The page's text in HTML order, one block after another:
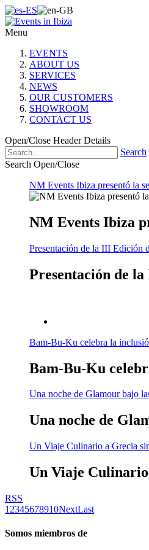
Menu
EVENTS
ABOUT US
SERVICES
NEWS
OUR CUSTOMERS
SHOWROOM
CONTACT US
Open/Close Header Details
Search
Search Open/Close
NM Events Ibiza presentó la
NM Events Ibiza
Presentación de la III Edición
Presentación de
Bam-Bu-Ku celebra la
Bam-Bu-Ku
Una noche de Glamour bajo
Una noche de
Un Viaje Culinario a Grecia
Un Viaje
RSS
1 2345678910NextLast
Somos miembros de